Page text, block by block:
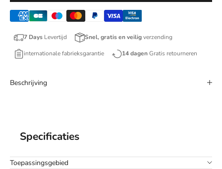
7 Days Levertijd Snel, gratis en veiligverzending
internationale fabrieksgarantie 14 dagenGratis retourneren
Beschrijving
Specificaties
Toepassingsgebied